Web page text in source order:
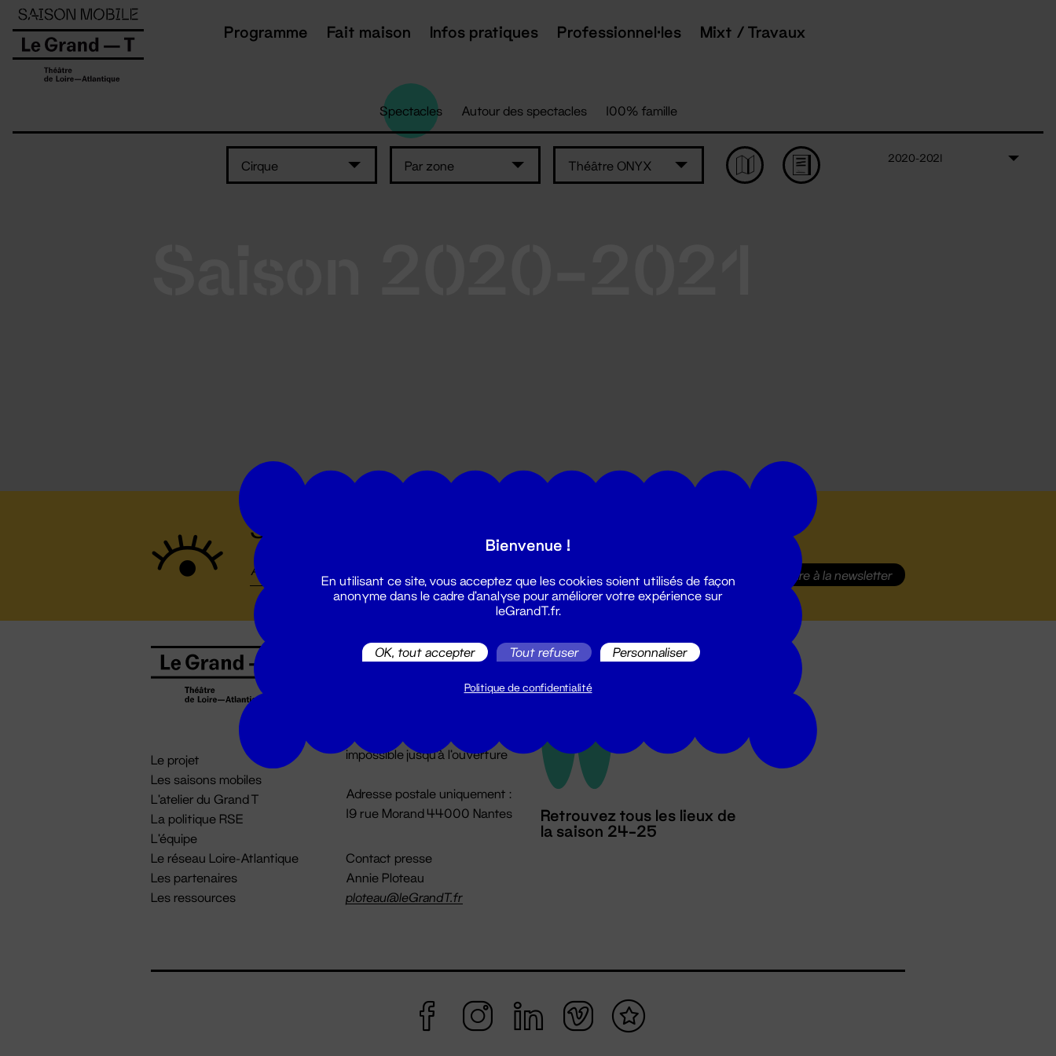
Programme Fait maison Infos pratiques Professionnel·les Mixt / Travaux
Spectacles Autour des spectacles 100% famille
Cirque Par zone Théâtre ONYX
2020-2021
Suivez toutes les actualités du Grand T :
S'inscrire à la newsletter
Le projet
Les saisons mobiles
L'atelier du Grand T
La politique RSE
L'équipe
Le réseau Loire-Atlantique
Les partenaires
Les ressources
Billetterie
billetterie@leGrandT.fr
impossible jusqu'à l'ouverture
Adresse postale uniquement :
19 rue Morand 44000 Nantes
Contact presse
Annie Ploteau
ploteau@leGrandT.fr
Retrouvez tous les lieux de
la saison 24-25
Panneau de gestion des cookies
Bienvenue !
En utilisant ce site, vous acceptez que les cookies soient utilisés de façon
anonyme dans le cadre d'analyse pour améliorer votre expérience sur
leGrandT.fr.
OK, tout accepter Tout refuser Personnaliser
Politique de confidentialité